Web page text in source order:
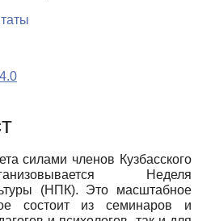
силами членов Кузбасского
Неделя
(НПК). Это масштабное
состоит из семинаров и